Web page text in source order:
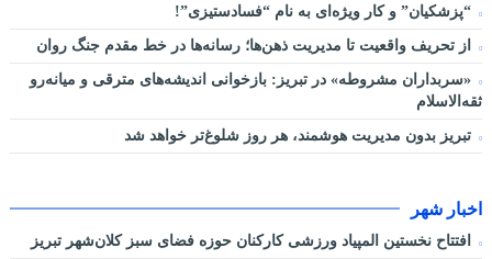
“پزشکیان” و کار ویژه‌ای به نام “فسادستیزی”!
از تحریف واقعیت تا مدیریت ذهن‌ها؛ رسانه‌ها در خط مقدم جنگ روان
«سربداران مشروطه» در تبریز: بازخوانی اندیشه‌های مترقی و میانه‌رو
ثقه‌الاسلام
تبریز بدون مدیریت هوشمند، هر روز شلوغ‌تر خواهد شد
اخبار شهر
افتتاح نخستین المپیاد ورزشی کارکنان حوزه فضای سبز کلان‌شهر تبریز